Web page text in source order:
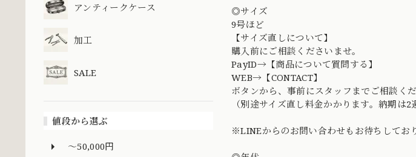
アンティークケース
加工
SALE
値段から選ぶ
～50,000円
◎サイズ
9号ほど
【サイズ直しについて】
購入前にご相談くださいませ。
PayID→【商品について質問する】
WEB→【CONTACT】
ボタンから、事前にスタッフまでご相談くだ
（別途サイズ直し料金かかります。納期は2
※LINEからのお問い合わせもお待ちしてお